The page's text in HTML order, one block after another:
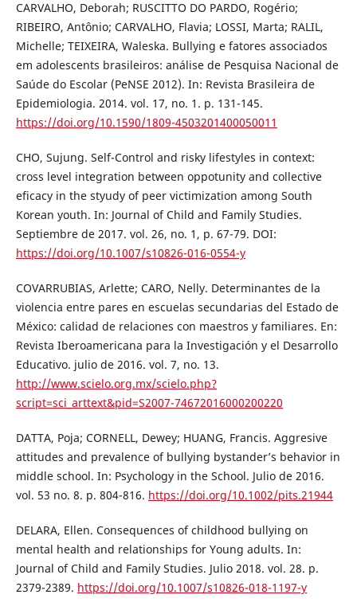
CARVALHO, Deborah; RUSCITTO DO PARDO, Rogério;
RIBEIRO, Antônio; CARVALHO, Flavia; LOSSI, Marta; RALIL,
Michelle; TEIXEIRA, Waleska. Bullying e fatores associados
em adolescents brasileiros: análise de Pesquisa Nacional de
Saúde do Escolar (PeNSE 2012). In: Revista Brasileira de
Epidemiologia. 2014. vol. 17, no. 1. p. 131-145.
https://doi.org/10.1590/1809-4503201400050011
CHO, Sujung. Self-Control and risky lifestyles in context:
cross level integration between oppotunity and collective
eficacy in the styudy of peer victimization among South
Korean youth. In: Journal of Child and Family Studies.
Septiembre de 2017. vol. 26, no. 1, p. 67-79. DOI:
https://doi.org/10.1007/s10826-016-0554-y
COVARRUBIAS, Arlette; CARO, Nelly. Determinantes de la
violencia entre pares en escuelas secundarias del Estado de
México: calidad de relaciones con maestros y familiares. En:
Revista Iberoamericana para la Investigación y el Desarrollo
Educativo. julio de 2016. vol. 7, no. 13.
http://www.scielo.org.mx/scielo.php?
script=sci_arttext&pid=S2007-74672016000200220
DATTA, Poja; CORNELL, Dewey; HUANG, Francis. Aggresive
attitudes and prevalence of bullying bystander’s behavior in
middle school. In: Psychology in the School. Julio de 2016.
vol. 53 no. 8. p. 804-816. https://doi.org/10.1002/pits.21944
DELARA, Ellen. Consequences of childhood bullying on
mental health and relationships for Young adults. In:
Journal of Child and Family Studies. Julio 2018. vol. 28. p.
2379-2389. https://doi.org/10.1007/s10826-018-1197-y